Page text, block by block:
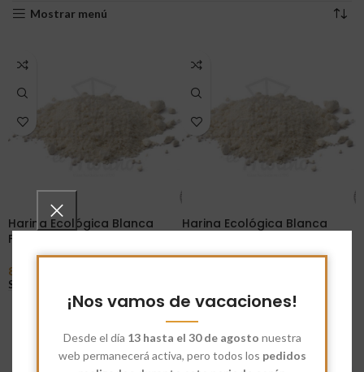
¡Nos vamos de vacaciones!
Desde el día 13 hasta el 30 de agosto nuestra
web permanecerá activa, pero todos los pedidos
Mostrar menú
Harina Ecológica Blanca
Fuerza 350W
8,35
Seleccionar Opciones
Harina Ecológica Blanca